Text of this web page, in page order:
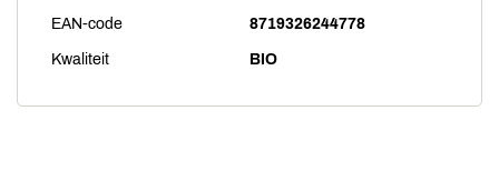
EAN-code 8719326244778
Kwaliteit BIO